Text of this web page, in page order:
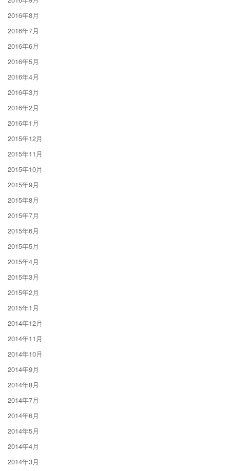
2016年8月
2016年7月
2016年6月
2016年5月
2016年4月
2016年3月
2016年2月
2016年1月
2015年12月
2015年11月
2015年10月
2015年9月
2015年8月
2015年7月
2015年6月
2015年5月
2015年4月
2015年3月
2015年2月
2015年1月
2014年12月
2014年11月
2014年10月
2014年9月
2014年8月
2014年7月
2014年6月
2014年5月
2014年4月
2014年3月